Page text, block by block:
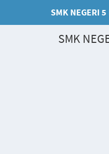
SMK NEGERI
SMK